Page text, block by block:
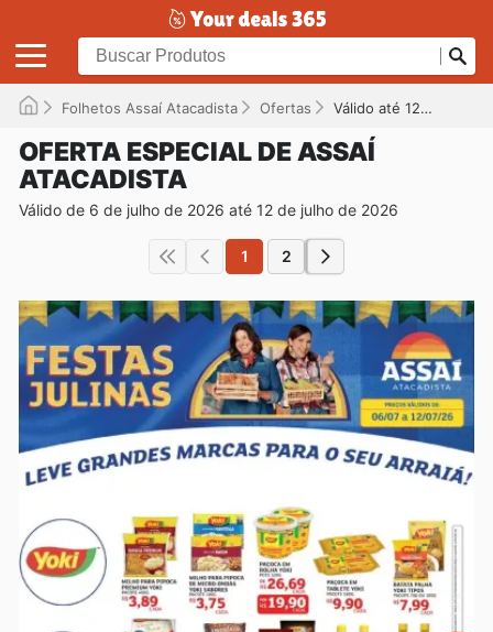
Folhetos Assaí Atacadista Ofertas Válido até 12/07/2026
OFERTA ESPECIAL DE ASSAÍ
ATACADISTA
Válido de 6 de julho de 2026 até 12 de julho de 2026
1 2